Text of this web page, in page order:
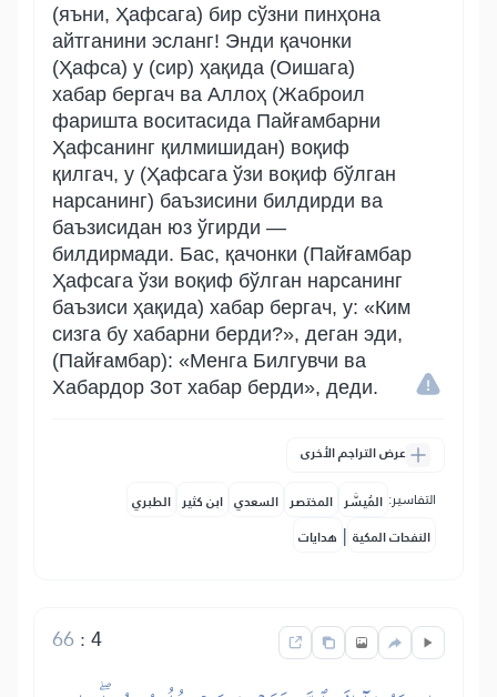
(яъни, Ҳафсага) бир сўзни пинҳона
айтганини эсланг! Энди қачонки
(Ҳафса) у (сир) ҳақида (Оишага)
хабар бергач ва Аллоҳ (Жаброил
фаришта воситасида Пайғамбарни
Ҳафсанинг қилмишидан) воқиф
қилгач, у (Ҳафсага ўзи воқиф бўлган
нарсанинг) баъзисини билдирди ва
баъзисидан юз ўгирди —
билдирмади. Бас, қачонки (Пайғамбар
Ҳафсага ўзи воқиф бўлган нарсанинг
баъзиси ҳақида) хабар бергач, у: «Ким
сизга бу хабарни берди?», деган эди,
(Пайғамбар): «Менга Билгувчи ва
Хабардор Зот хабар берди», деди.
عرض التراجم الأخرى
التفاسير: المُيسَّر المختصر السعدي ابن كثير الطبري
النفحات المكية | هدايات
4
:
66